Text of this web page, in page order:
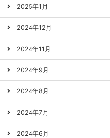
2025年1月
2024年12月
2024年11月
2024年9月
2024年8月
2024年7月
2024年6月